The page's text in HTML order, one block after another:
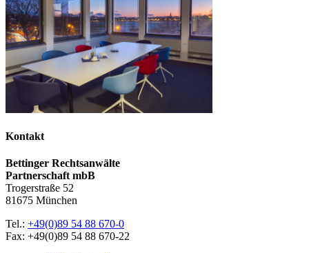
Kontakt
Bettinger Rechtsanwälte
Partnerschaft mbB
Trogerstraße 52
81675 München
Tel.: +49(0)89 54 88 670-0
Fax: +49(0)89 54 88 670-22